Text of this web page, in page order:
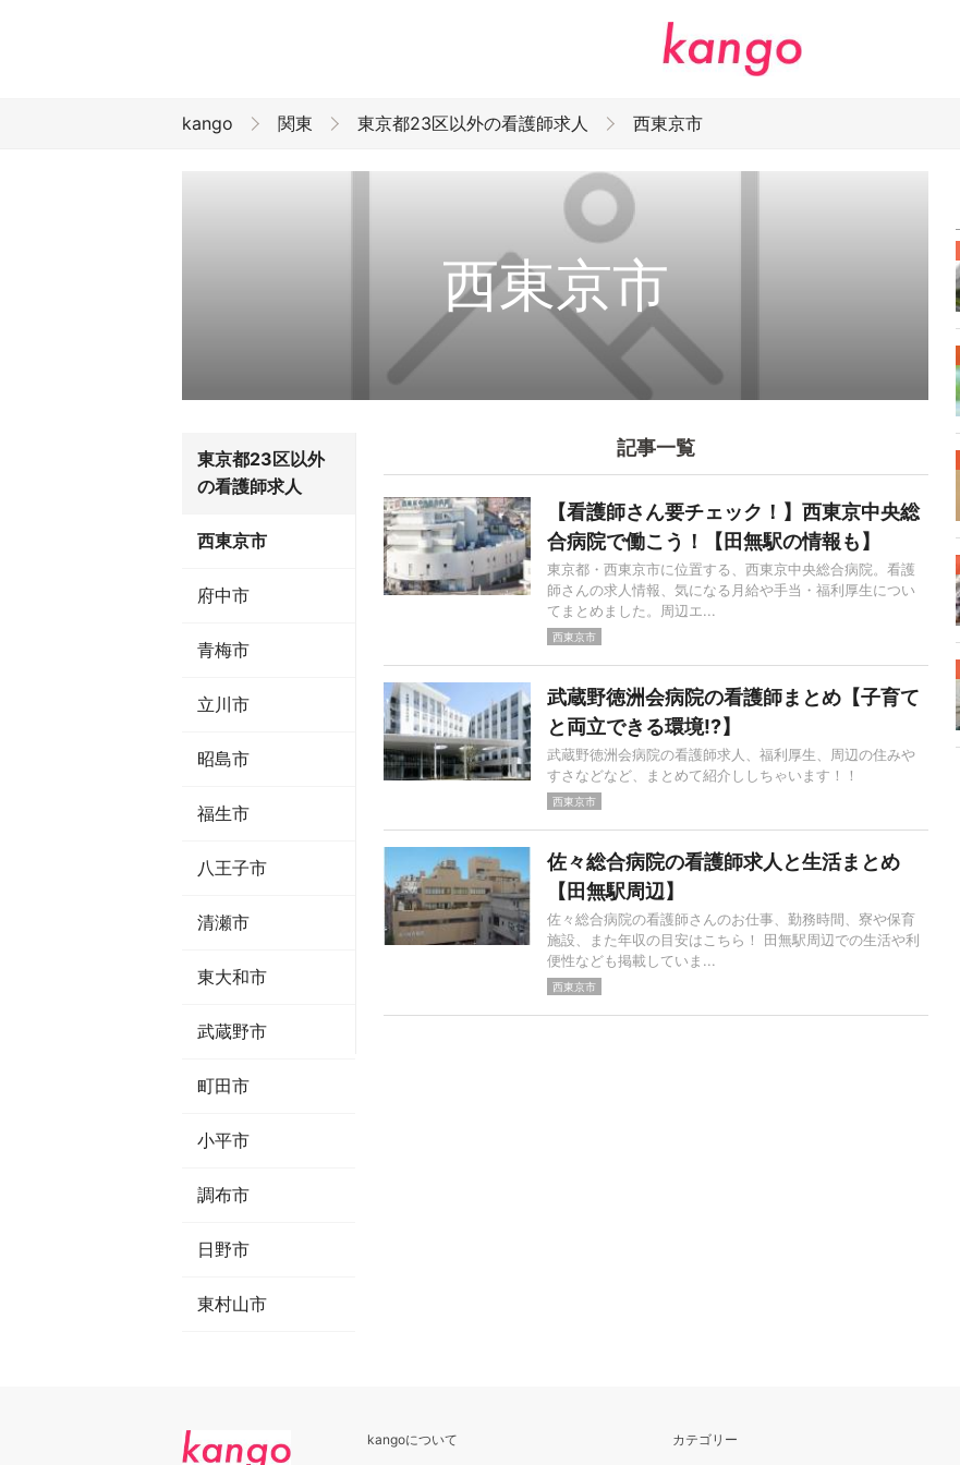
kango 関東 東京都23区以外の看護師求人 西東京市
西東京市
東京都23区以外
の看護師求人
西東京市
府中市
青梅市
立川市
昭島市
福生市
八王子市
清瀬市
東大和市
武蔵野市
町田市
小平市
調布市
日野市
東村山市
記事一覧
【看護師さん要チェック！】西東京中央総
合病院で働こう！【田無駅の情報も】
東京都・西東京市に位置する、西東京中央総合病院。看護
師さんの求人情報、気になる月給や手当・福利厚生につい
てまとめました。周辺エ...
西東京市
武蔵野徳洲会病院の看護師まとめ【子育て
と両立できる環境!?】
武蔵野徳洲会病院の看護師求人、福利厚生、周辺の住みや
すさなどなど、まとめて紹介ししちゃいます！！
西東京市
佐々総合病院の看護師求人と生活まとめ
【田無駅周辺】
佐々総合病院の看護師さんのお仕事、勤務時間、寮や保育
施設、また年収の目安はこちら！ 田無駅周辺での生活や利
便性なども掲載していま...
西東京市
kangoについて カテゴリー